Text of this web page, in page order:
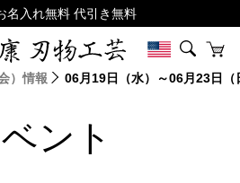
）情報 06月19日（水）～06月23日
ント